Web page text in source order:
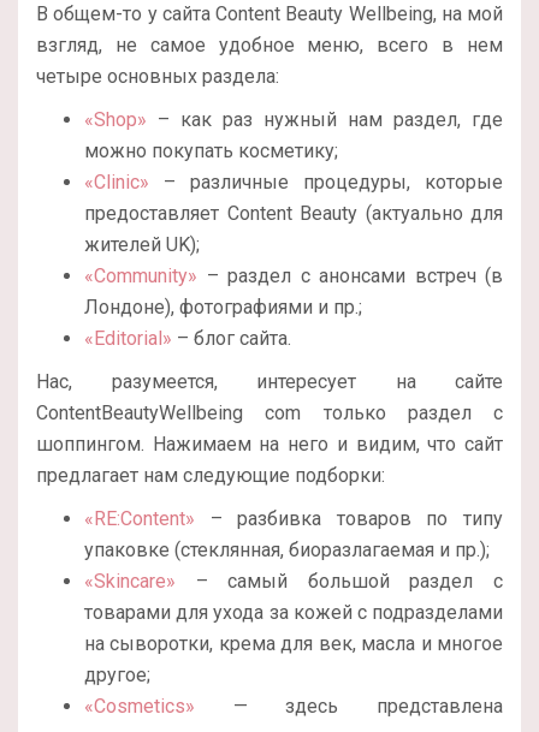
В общем-то у сайта Content Beauty Wellbeing, на мой
взгляд, не самое удобное меню, всего в нем
четыре основных раздела:
«Shop» – как раз нужный нам раздел, где
можно покупать косметику;
«Clinic» – различные процедуры, которые
предоставляет Content Beauty (актуально для
жителей UK);
«Community» – раздел с анонсами встреч (в
Лондоне), фотографиями и пр.;
«Editorial» – блог сайта.
Нас, разумеется, интересует на сайте
ContentBeautyWellbeing com только раздел с
шоппингом. Нажимаем на него и видим, что сайт
предлагает нам следующие подборки:
«RE:Content» – разбивка товаров по типу
упаковке (стеклянная, биоразлагаемая и пр.);
«Skincare» – самый большой раздел с
товарами для ухода за кожей с подразделами
на сыворотки, крема для век, масла и многое
другое;
«Cosmetics» — здесь представлена